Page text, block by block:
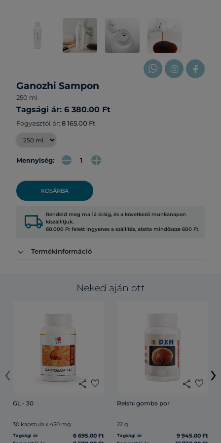
Ganozhi Sampon
250 ml
Tagsági ár: 6 380.00 Ft
Fogyasztói ár: 8 165.00 Ft
Mennyiség:
KOSÁRBA
local_shipping Rendeld meg ma 12 óráig, és a következő munkanapon
kiszállítjuk.
60.000 Ft felett ingyenes a szállítás, alatta mindössze 600 Ft.
Termékinformáció
Neked ajánlott
share favorite
GL - 30
30 kapszula x 450 mg
Tagsági ár 6 695.00 Ft
share favorite
Reishi gomba por
22 g
Tagsági ár 9 945.00 Ft
‹ ›